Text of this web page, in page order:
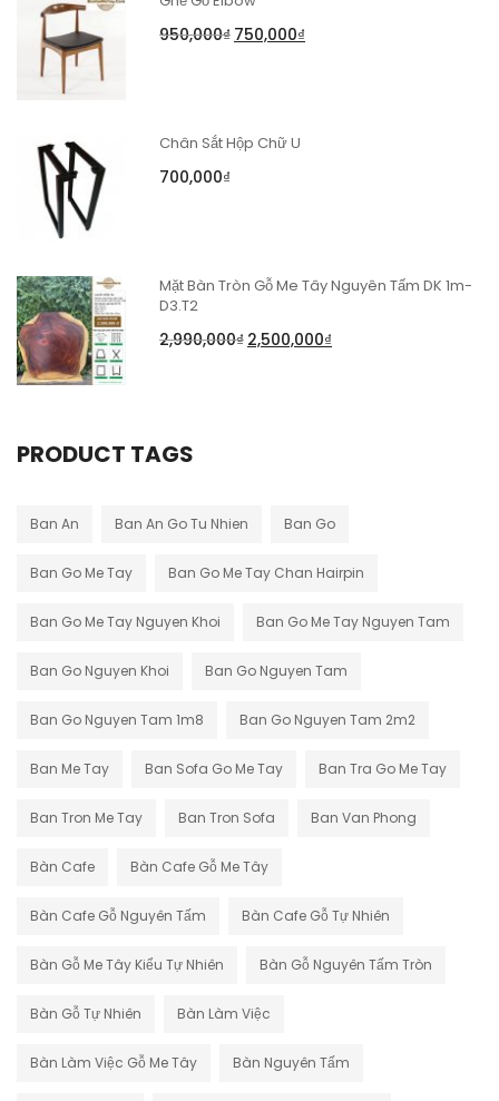
950,000₫ 750,000₫
Chân Sắt Hộp Chữ U
700,000₫
Mặt Bàn Tròn Gỗ Me Tây Nguyên Tấm DK 1m-
D3.T2
2,990,000₫ 2,500,000₫
PRODUCT TAGS
Ban An Ban An Go Tu Nhien Ban Go
Ban Go Me Tay Ban Go Me Tay Chan Hairpin
Ban Go Me Tay Nguyen Khoi Ban Go Me Tay Nguyen Tam
Ban Go Nguyen Khoi Ban Go Nguyen Tam
Ban Go Nguyen Tam 1m8 Ban Go Nguyen Tam 2m2
Ban Me Tay Ban Sofa Go Me Tay Ban Tra Go Me Tay
Ban Tron Me Tay Ban Tron Sofa Ban Van Phong
Bàn Cafe Bàn Cafe Gỗ Me Tây
Bàn Cafe Gỗ Nguyên Tấm Bàn Cafe Gỗ Tự Nhiên
Bàn Gỗ Me Tây Kiểu Tự Nhiên Bàn Gỗ Nguyên Tấm Tròn
Bàn Gỗ Tự Nhiên Bàn Làm Việc
Bàn Làm Việc Gỗ Me Tây Bàn Nguyên Tấm